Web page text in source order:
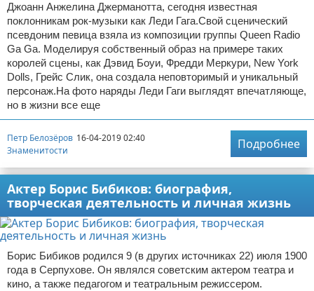
Джоанн Анжелина Джерманотта, сегодня известная
поклонникам рок-музыки как Леди Гага.Свой сценический
псевдоним певица взяла из композиции группы Queen Radio
Ga Ga. Моделируя собственный образ на примере таких
королей сцены, как Дэвид Боуи, Фредди Меркури, New York
Dolls, Грейс Слик, она создала неповторимый и уникальный
персонаж.На фото наряды Леди Гаги выглядят впечатляюще,
но в жизни все еще
Петр Белозёров 16-04-2019 02:40
Знаменитости
Подробнее
Актер Борис Бибиков: биография,
творческая деятельность и личная жизнь
Борис Бибиков родился 9 (в других источниках 22) июля 1900
года в Серпухове. Он являлся советским актером театра и
кино, а также педагогом и театральным режиссером.